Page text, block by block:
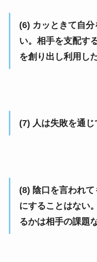
(6) カッときて自
い。相手を支配す
を創り出し利用し
(7) 人は失敗を通じ
(8) 陰口を言われ
にすることはない
るかは相手の課題